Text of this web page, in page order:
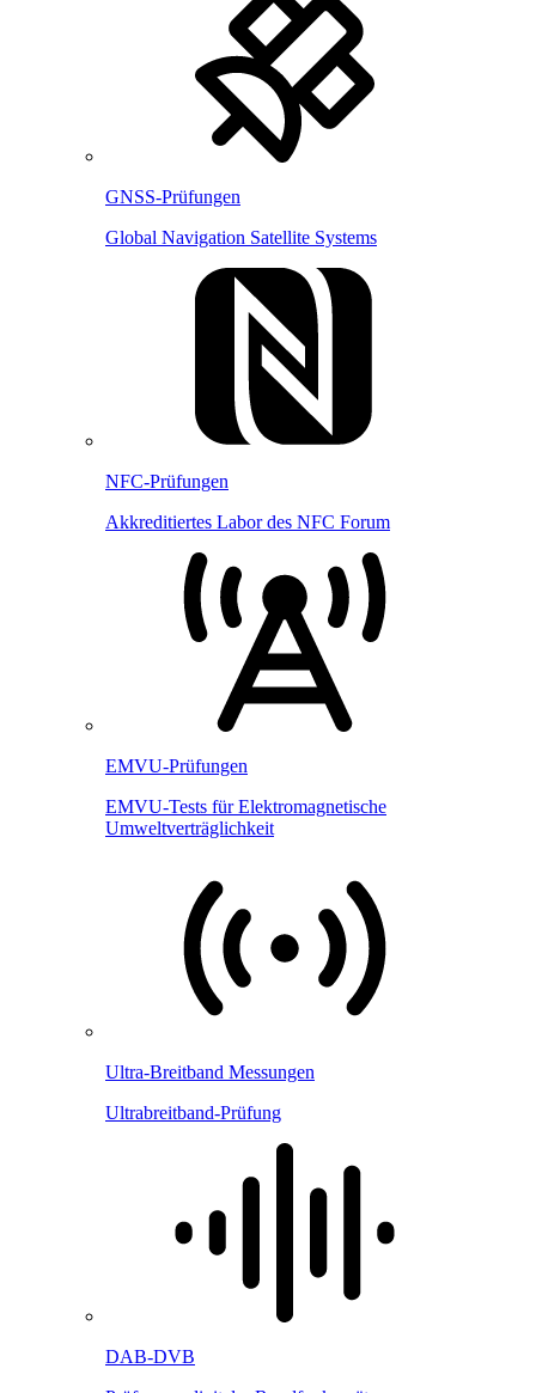
GNSS-Prüfungen
Global Navigation Satellite Systems
NFC-Prüfungen
Akkreditiertes Labor des NFC Forum
EMVU-Prüfungen
EMVU-Tests für Elektromagnetische
Umweltverträglichkeit
Ultra-Breitband Messungen
Ultrabreitband-Prüfung
DAB-DVB